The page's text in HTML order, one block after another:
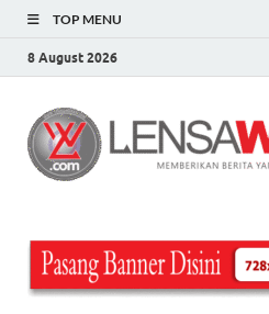
TOP MENU
8 August 2026